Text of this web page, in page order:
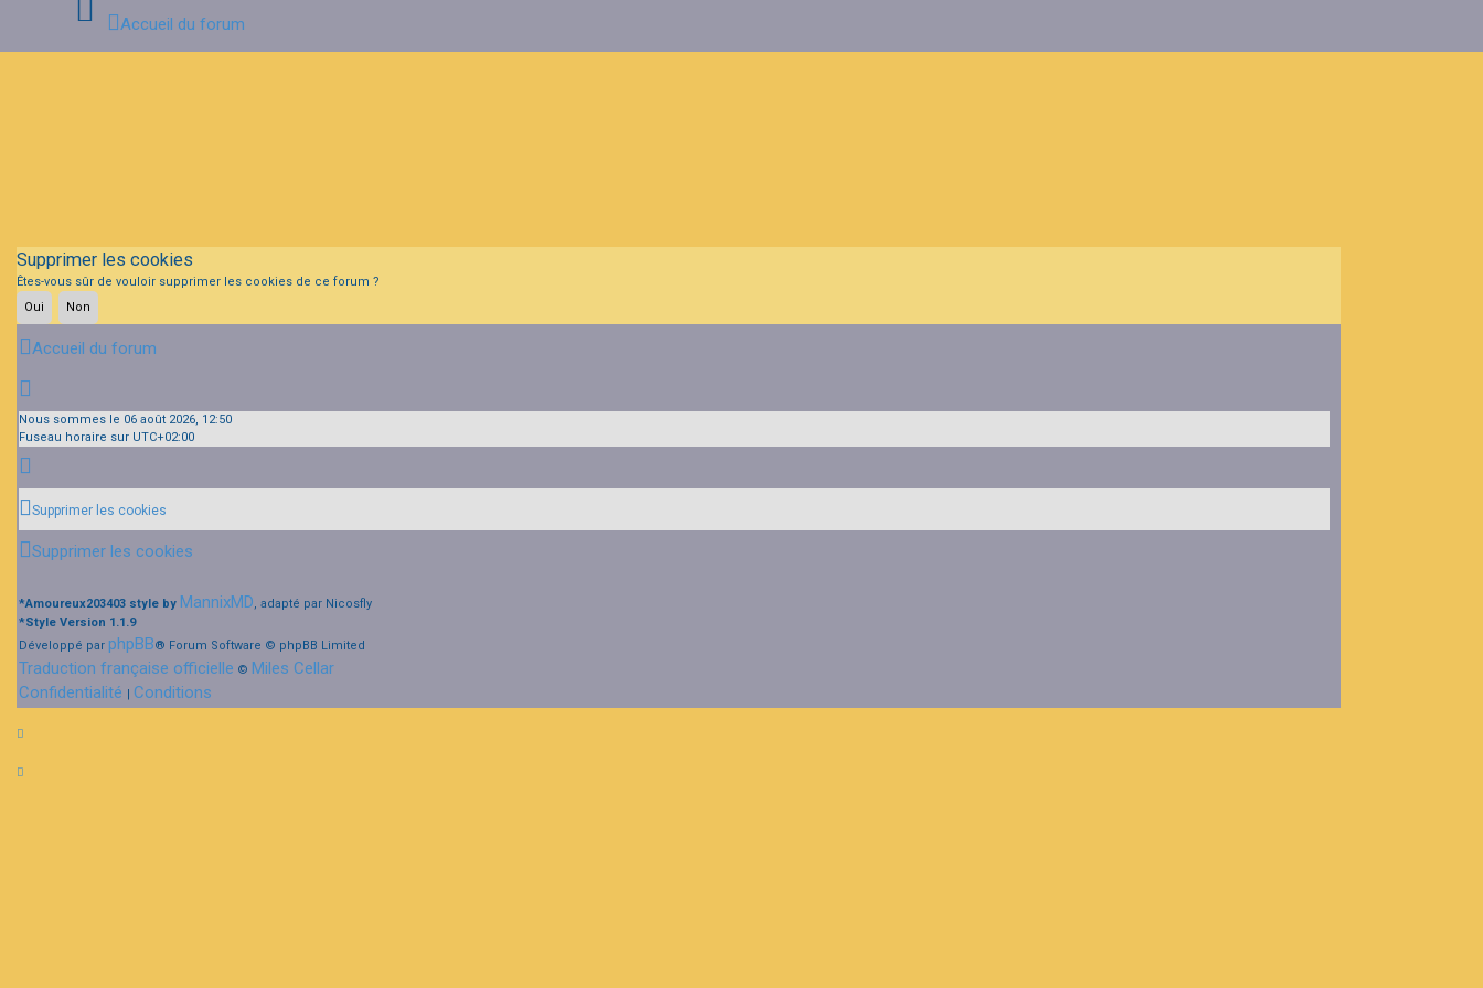
Accueil du forum
Supprimer les cookies
Êtes-vous sûr de vouloir supprimer les cookies de ce forum ?
Accueil du forum
Nous sommes le 06 août 2026, 12:50
Fuseau horaire sur UTC+02:00
Supprimer les cookies
Supprimer les cookies
*Amoureux203403 style by MannixMD, adapté par Nicosfly
*Style Version 1.1.9
Développé par phpBB® Forum Software © phpBB Limited
Traduction française officielle © Miles Cellar
Confidentialité | Conditions